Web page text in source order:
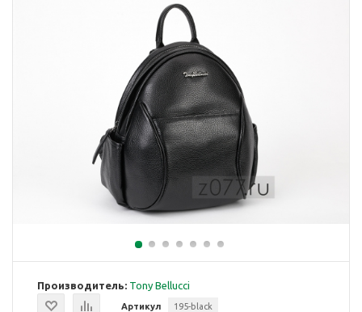
Производитель: Tony Bellucci
Артикул 195-black